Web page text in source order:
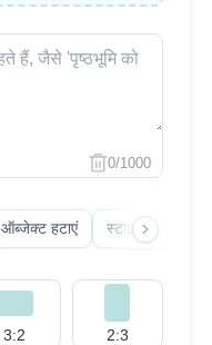
0/1000
ऑब्जेक्ट हटाएं स्टाइल ट्रांसफर
3:2 2:3